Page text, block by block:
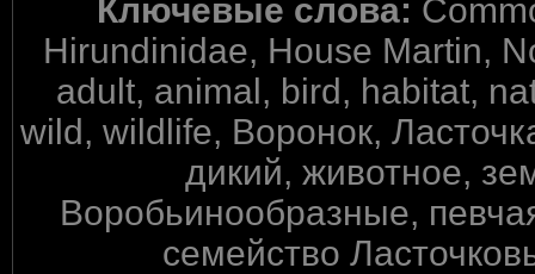
Ключевые слова:
Hirundinidae, House Martin,
adult, animal, bird, habitat,
wild, wildlife, Воронок,
дикий, животное,
Воробьинообразные,
семейство